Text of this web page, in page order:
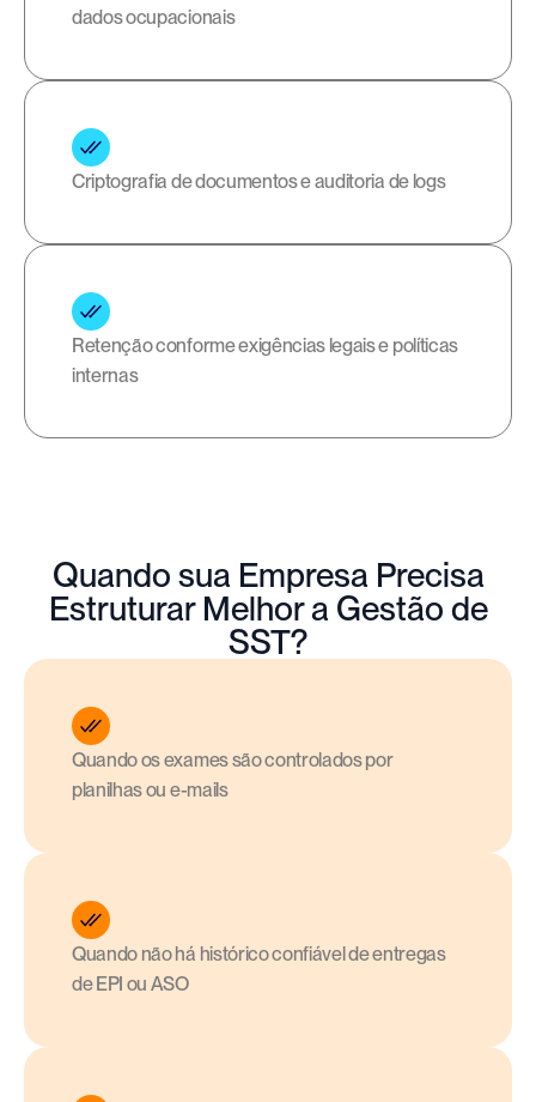
dados ocupacionais
Criptografia de documentos e auditoria de logs
Retenção conforme exigências legais e políticas
internas
Quando sua Empresa Precisa
Estruturar Melhor a Gestão de
SST?
Quando os exames são controlados por
planilhas ou e-mails
Quando não há histórico confiável de entregas
de EPI ou ASO